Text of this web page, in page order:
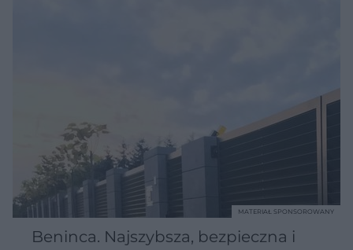
Beninca. Najszybsza, bezpieczna i
MATERIAŁ SPONSOROWANY